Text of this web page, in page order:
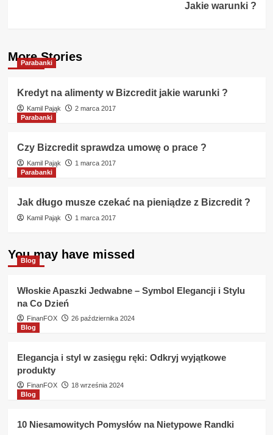
Jakie warunki ?
More Stories
Parabanki
Kredyt na alimenty w Bizcredit jakie warunki ?
Kamil Pająk
2 marca 2017
Parabanki
Czy Bizcredit sprawdza umowę o prace ?
Kamil Pająk
1 marca 2017
Parabanki
Jak długo musze czekać na pieniądze z Bizcredit ?
Kamil Pająk 1 marca 2017
You may have missed
Blog
Włoskie Apaszki Jedwabne – Symbol Elegancji i Stylu
na Co Dzień
FinanFOX
26 października 2024
Blog
Elegancja i styl w zasięgu ręki: Odkryj wyjątkowe
produkty
FinanFOX
18 września 2024
Blog
10 Niesamowitych Pomysłów na Nietypowe Randki